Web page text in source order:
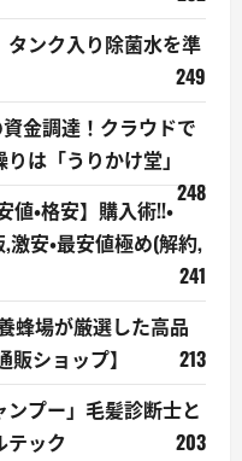
ンク入り除菌水を準
249
金調達！クラウドで
は「うりかけ堂」
248
・格安】購入術!!・
安・最安値極め(解約,
241
蜂場が厳選した高品
ショップ】
213
ンプー」毛髪診断士と
テック
203